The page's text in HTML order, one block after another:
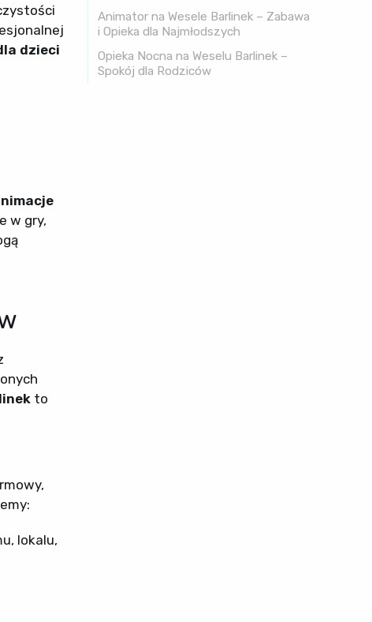
dzieci
w gry,
to
lokalu,
Animator na Wesele Barlinek – Zabawa
i Opieka dla Najmłodszych
Opieka Nocna na Weselu Barlinek –
Spokój dla Rodziców